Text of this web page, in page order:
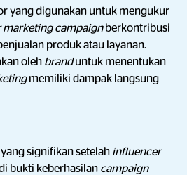
yang digunakan untuk mengukur
marketing campaign berkontribusi
produk atau layanan.
oleh branduntuk menentukan
memiliki dampak langsung
signifikan setelah influencer
bukti keberhasilan campaign